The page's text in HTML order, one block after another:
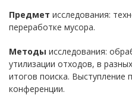
Предмет исследования:
переработке мусора.
Методы исследования:
утилизации отходов, в
итогов поиска. Выступление
конференции.